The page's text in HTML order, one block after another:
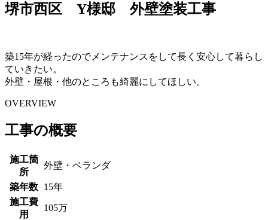
堺市西区 Y様邸 外壁塗装工事
築15年が経ったのでメンテナンスをして長く安心して暮らし
ていきたい。
外壁・屋根・他のところも綺麗にしてほしい。
OVERVIEW
工事の概要
施工箇
所
外壁・ベランダ
築年数 15年
施工費
用
105万